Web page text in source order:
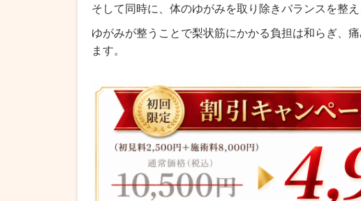
そして同時に、体のゆがみを取り除きバランスを整え
ゆがみが整うことで梨状筋にかかる負担は和らぎ、
ます。